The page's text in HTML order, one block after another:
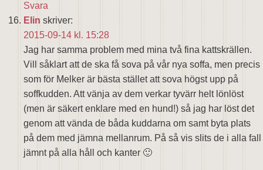
Svara
Elin skriver:
2015-09-14 kl. 15:28
Jag har samma problem med mina två fina kattskrällen.
Vill såklart att de ska få sova på vår nya soffa, men precis
som för Melker är bästa stället att sova högst upp på
soffkudden. Att vänja av dem verkar tyvärr helt lönlöst
(men är säkert enklare med en hund!) så jag har löst det
genom att vända de båda kuddarna om samt byta plats
på dem med jämna mellanrum. På så vis slits de i alla fall
jämnt på alla håll och kanter 🙂